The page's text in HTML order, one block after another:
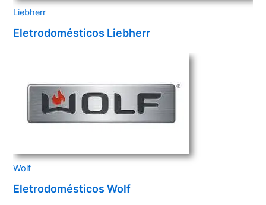
Liebherr
Eletrodomésticos Liebherr
Wolf
Eletrodomésticos Wolf